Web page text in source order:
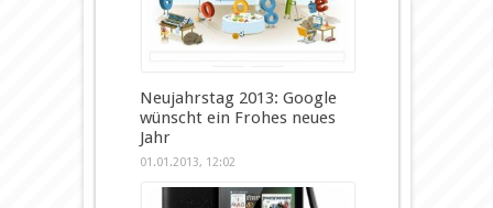
Neujahrstag 2013: Google
wünscht ein Frohes neues
Jahr
01.01.2013, 12:02